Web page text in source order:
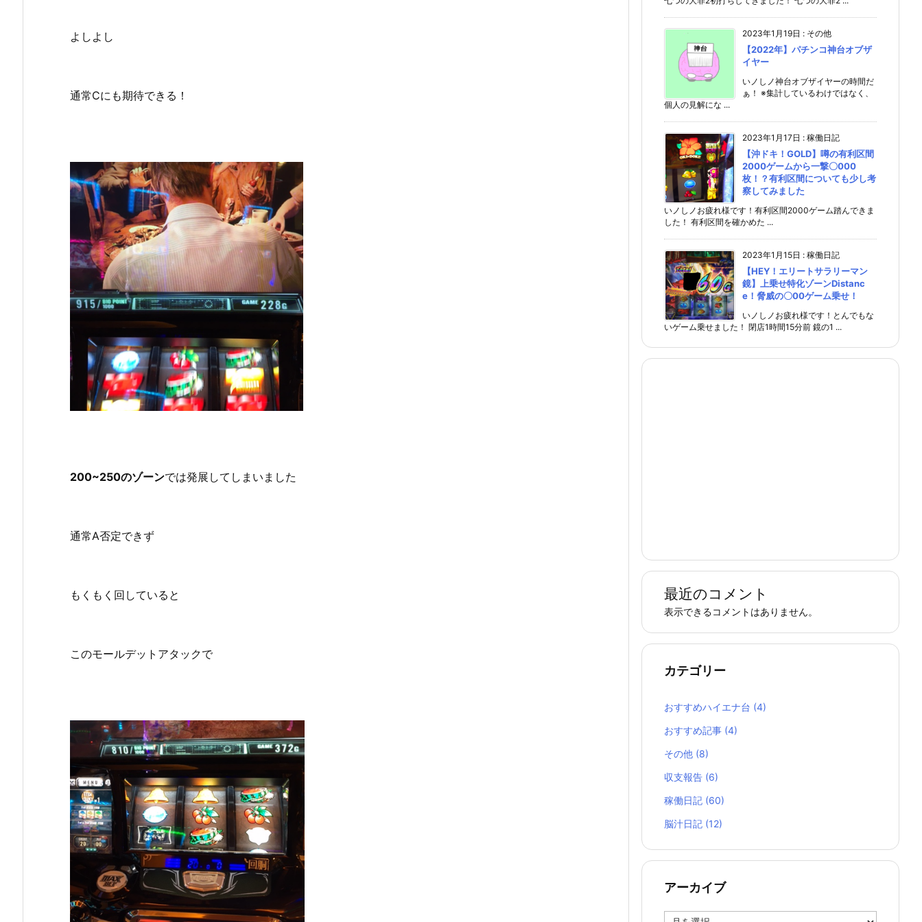
よしよし
通常Cにも期待できる！
200~250のゾーンでは発展してしまいました
通常A否定できず
もくもく回していると
このモールデットアタックで
2023年1月19日 : その他
【2022年】パチンコ神台オブザ
イヤー
いノしノ神台オブザイヤーの時間だ
ぁ！ ※集計しているわけではなく、
個人の見解にな ...
2023年1月17日 : 稼働日記
【沖ドキ！GOLD】噂の有利区間
2000ゲームから一撃〇000
枚！？有利区間についても少し考
察してみました
いノしノお疲れ様です！有利区間2000ゲーム踏んできま
した！ 有利区間を確かめた ...
2023年1月15日 : 稼働日記
【HEY！エリートサラリーマン
鏡】上乗せ特化ゾーンDistanc
e！脅威の〇00ゲーム乗せ！
いノしノお疲れ様です！とんでもな
いゲーム乗せました！ 閉店1時間15分前 鏡の1 ...
最近のコメント
表示できるコメントはありません。
カテゴリー
おすすめハイエナ台 (4)
おすすめ記事 (4)
その他 (8)
収支報告 (6)
稼働日記 (60)
脳汁日記 (12)
アーカイブ